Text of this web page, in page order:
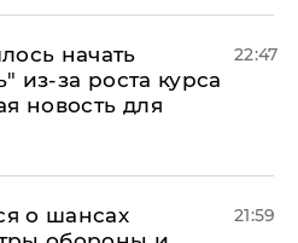
начать
из-за роста курса
новость для
22:47
о шансах
21:59